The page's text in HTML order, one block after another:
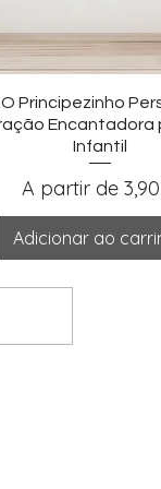
Visualização
Principezinho
Encantadora
Infantil
A partir de
Preço
Adicionar ao